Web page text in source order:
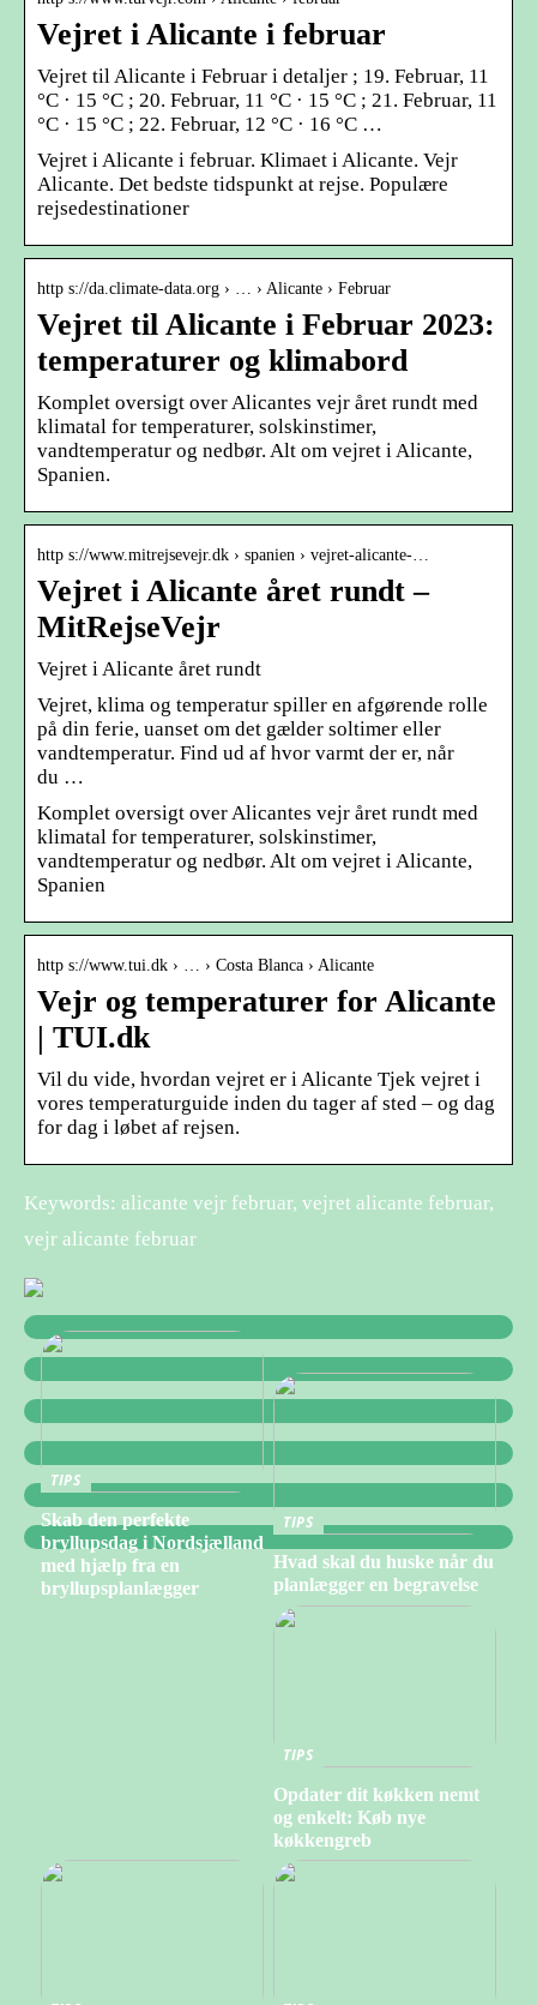
Vejret i Alicante i februar
Vejret til Alicante i Februar i detaljer ; 19. Februar, 11
°C · 15 °C ; 20. Februar, 11 °C · 15 °C ; 21. Februar, 11
°C · 15 °C ; 22. Februar, 12 °C · 16 °C …
Vejret i Alicante i februar. Klimaet i Alicante. Vejr
Alicante. Det bedste tidspunkt at rejse. Populære
rejsedestinationer
http s://da.climate-data.org › … › Alicante › Februar
Vejret til Alicante i Februar 2023:
temperaturer og klimabord
Komplet oversigt over Alicantes vejr året rundt med
klimatal for temperaturer, solskinstimer,
vandtemperatur og nedbør. Alt om vejret i Alicante,
Spanien.
http s://www.mitrejsevejr.dk › spanien › vejret-alicante-…
Vejret i Alicante året rundt –
MitRejseVejr
Vejret i Alicante året rundt
Vejret, klima og temperatur spiller en afgørende rolle
på din ferie, uanset om det gælder soltimer eller
vandtemperatur. Find ud af hvor varmt der er, når
du …
Komplet oversigt over Alicantes vejr året rundt med
klimatal for temperaturer, solskinstimer,
vandtemperatur og nedbør. Alt om vejret i Alicante,
Spanien
http s://www.tui.dk › … › Costa Blanca › Alicante
Vejr og temperaturer for Alicante
| TUI.dk
Vil du vide, hvordan vejret er i Alicante Tjek vejret i
vores temperaturguide inden du tager af sted – og dag
for dag i løbet af rejsen.
Keywords: alicante vejr februar, vejret alicante februar,
vejr alicante februar
TIPS
Skab den perfekte
bryllupsdag i Nordsjælland
med hjælp fra en
bryllupsplanlægger
TIPS
Hvad skal du huske når du
planlægger en begravelse
TIPS
Opdater dit køkken nemt
og enkelt: Køb nye
køkkengreb